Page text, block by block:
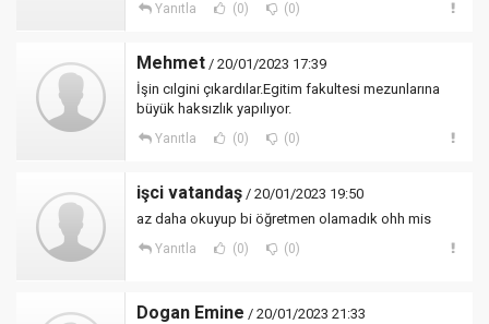
Yanıtla (0) (0)
Mehmet / 20/01/2023 17:39
İşin cılgini çıkardılar.Egitim fakultesi mezunlarına
büyük haksızlık yapılıyor.
Yanıtla (0) (0)
işci vatandaş / 20/01/2023 19:50
az daha okuyup bi öğretmen olamadık ohh mis
Yanıtla (0) (0)
Dogan Emine / 20/01/2023 21:33